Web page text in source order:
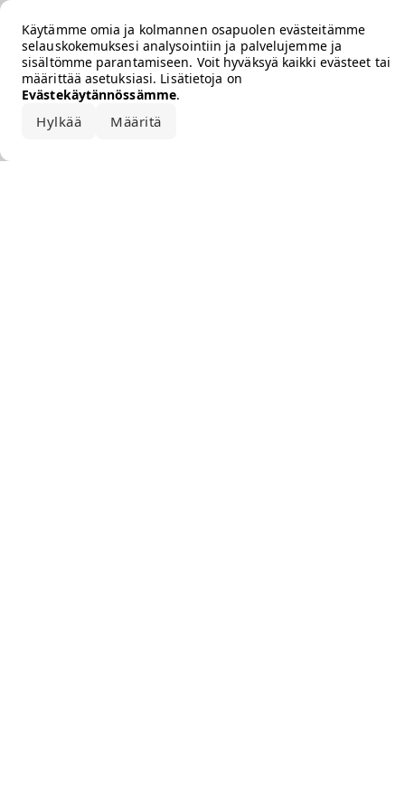
Käytämme omia ja kolmannen osapuolen evästeitämme
selauskokemuksesi analysointiin ja palvelujemme ja
sisältömme parantamiseen. Voit hyväksyä kaikki evästeet tai
määrittää asetuksiasi. Lisätietoja on
Evästekäytännössämme.
Hylkää Määritä
Error loading the brand